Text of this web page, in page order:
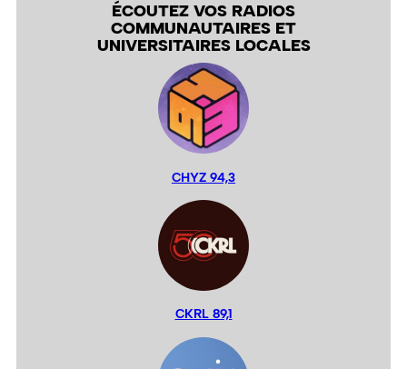
ÉCOUTEZ VOS RADIOS
COMMUNAUTAIRES ET
UNIVERSITAIRES LOCALES
CHYZ 94,3
CKRL 89,1